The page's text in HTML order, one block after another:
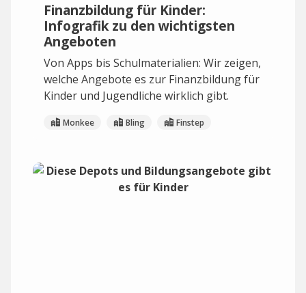
Finanzbildung für Kinder:
Infografik zu den wichtigsten
Angeboten
Von Apps bis Schulmaterialien: Wir zeigen,
welche Angebote es zur Finanzbildung für
Kinder und Jugendliche wirklich gibt.
Monkee Bling Finstep